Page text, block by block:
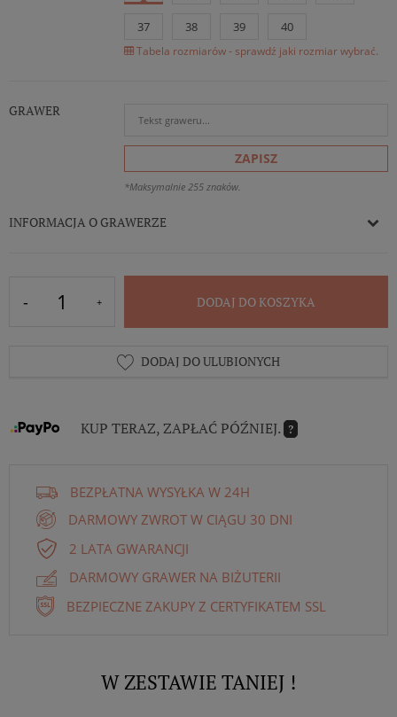
37 38 39 40
Tabela rozmiarów - sprawdź jaki rozmiar wybrać.
GRAWER
ZAPISZ
*Maksymalnie 255 znaków.
INFORMACJA O GRAWERZE
DODAJ DO KOSZYKA
DODAJ DO ULUBIONYCH
KUP TERAZ, ZAPŁAĆ PÓŹNIEJ. ?
BEZPŁATNA WYSYŁKA W 24H
DARMOWY ZWROT W CIĄGU 30 DNI
2 LATA GWARANCJI
DARMOWY GRAWER NA BIŻUTERII
BEZPIECZNE ZAKUPY Z CERTYFIKATEM SSL
W ZESTAWIE TANIEJ !